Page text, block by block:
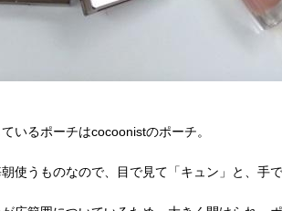
いるポーチはcocoonistのポーチ。
使うものなので、目で見て「キュン」と、手